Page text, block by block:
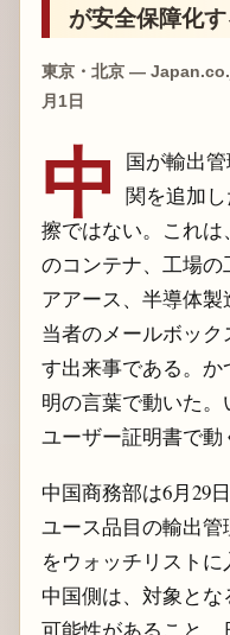
が安全保障化す
東京・北京 —
月1日
中
国が輸出
関を追加
擦ではない。これ
のコンテナ、工場
アアース、半導体
当者のメールボッ
す出来事である。
明の言葉で動いた
ユーザー証明書で動
中国商務部は6月29
ユース品目の輸出
をウォッチリストに
中国側は、対象と